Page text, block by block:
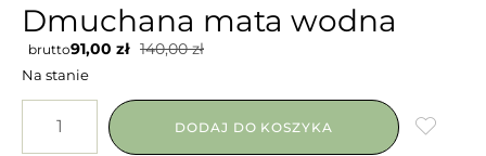
Dmuchana mata wodna
140,00zł
91,00 zł
brutto
Na stanie
DODAJ DO KOSZYKA